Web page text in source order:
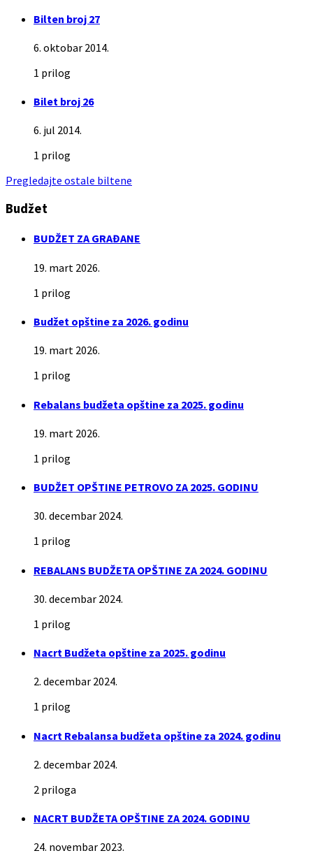
Bilten broj 27
6. oktobar 2014.
1 prilog
Bilet broj 26
6. jul 2014.
1 prilog
Pregledajte ostale biltene
Budžet
BUDŽET ZA GRAĐANE
19. mart 2026.
1 prilog
Budžet opštine za 2026. godinu
19. mart 2026.
1 prilog
Rebalans budžeta opštine za 2025. godinu
19. mart 2026.
1 prilog
BUDŽET OPŠTINE PETROVO ZA 2025. GODINU
30. decembar 2024.
1 prilog
REBALANS BUDŽETA OPŠTINE ZA 2024. GODINU
30. decembar 2024.
1 prilog
Nacrt Budžeta opštine za 2025. godinu
2. decembar 2024.
1 prilog
Nacrt Rebalansa budžeta opštine za 2024. godinu
2. decembar 2024.
2 priloga
NACRT BUDŽETA OPŠTINE ZA 2024. GODINU
24. novembar 2023.